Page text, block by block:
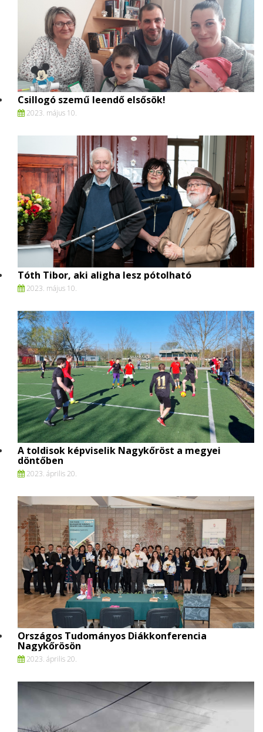
Csillogó szemű leendő elsősök!
2023. május 10.
Tóth Tibor, aki aligha lesz pótolható
2023. május 10.
A toldisok képviselik Nagykőröst a megyei
döntőben
2023. április 20.
Országos Tudományos Diákkonferencia
Nagykőrösön
2023. április 20.